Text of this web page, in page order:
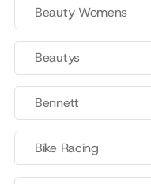
Beauty Womens
Beautys
Bennett
Bike Racing